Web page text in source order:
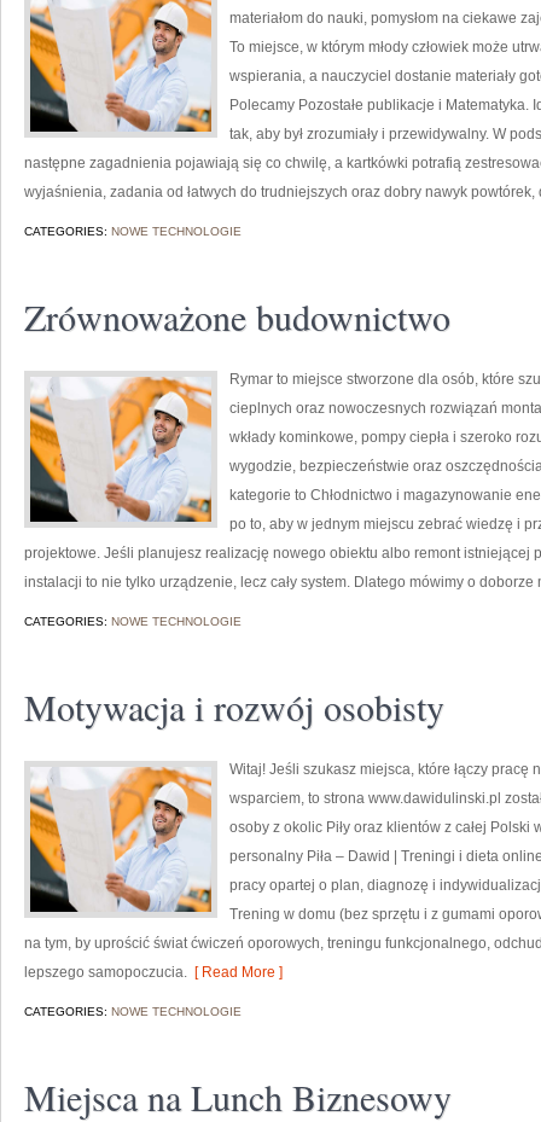
materiałom do nauki, pomysłom na ciekawe
To miejsce, w którym młody człowiek może
wspierania, a nauczyciel dostanie materiały
Polecamy Pozostałe publikacje i
tak, aby był zrozumiały i przewidywalny. W
następne zagadnienia pojawiają się co chwilę, a kartkówki potrafią
wyjaśnienia, zadania od łatwych do trudniejszych oraz dobry nawyk powtórek,
CATEGORIES: NOWE TECHNOLOGIE
Zrównoważone budownictwo
Rymar to miejsce stworzone dla osób, które
cieplnych oraz nowoczesnych rozwiązań
wkłady kominkowe, pompy ciepła i szeroko
wygodzie, bezpieczeństwie oraz
kategorie to Chłodnictwo i magazynowanie
po to, aby w jednym miejscu zebrać wiedzę i
projektowe. Jeśli planujesz realizację nowego obiektu albo remont istniejącej
instalacji to nie tylko urządzenie, lecz cały system. Dlatego mówimy o doborze
CATEGORIES: NOWE TECHNOLOGIE
Motywacja i rozwój osobisty
Witaj! Jeśli szukasz miejsca, które łączy
wsparciem, to strona www.dawidulinski.pl
osoby z okolic Piły oraz klientów z całej
personalny Piła – Dawid | Treningi i dieta
pracy opartej o plan, diagnozę i
Trening w domu (bez sprzętu i z gumami
na tym, by uprościć świat ćwiczeń oporowych, treningu funkcjonalnego,
lepszego samopoczucia. [ Read More ]
CATEGORIES: NOWE TECHNOLOGIE
Miejsca na Lunch Biznesowy